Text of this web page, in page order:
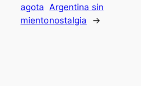
agota
miento
Argentina sin
nostalgia
→